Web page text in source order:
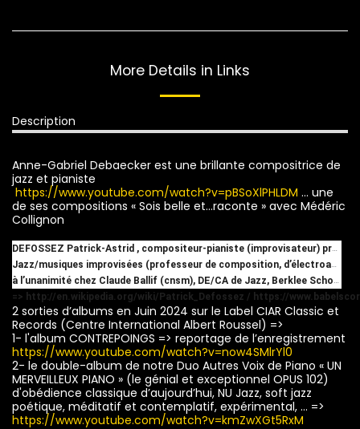
More Details in Links
Description
Anne-Gabriel Debaecker est une brillante compositrice de
jazz et pianiste
https://www.youtube.com/watch?v=pBSoXlPHLDM … une
de ses compositions « Sois belle et…raconte » avec Médéric
Collignon
DEFOSSEZ Patrick-Astrid , compositeur-pianiste (improvisateur) professionnel des mondes de la musique contemporaine et des
Jazz/musiques improvisées (professeur de composition, d’électroacoustique et de jazz dans un CRR, Prix de composition
à l’unanimité chez Claude Ballif (cnsm), DE/CA de Jazz, Berklee School, ...) … quelques éléments de parcours
=> http://en.wikipedia.org/wiki/Patrick_Defossez / https://
2 sorties d’albums en Juin 2024 sur le Label CIAR Classic et
Records (Centre International Albert Roussel) =>
1- l'album CONTREPOINGS => reportage de l’enregistrement
https://www.youtube.com/watch?v=now4SMlrYl0
2- le double-album de notre Duo Autres Voix de Piano « UN
MERVEILLEUX PIANO » (le génial et exceptionnel OPUS 102)
d'obédience classique d’aujourd’hui, NU Jazz, soft jazz
poétique, méditatif et contemplatif, expérimental, … =>
https://www.youtube.com/watch?v=kmZwXGt5RxM